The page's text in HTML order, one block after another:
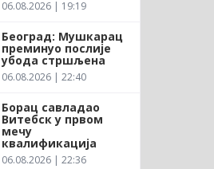
06.08.2026 | 19:19
Београд: Мушкарац
преминуо послије
убода стршљена
06.08.2026 | 22:40
Борац савладао
Витебск у првом
мечу
квалификација
06.08.2026 | 22:36